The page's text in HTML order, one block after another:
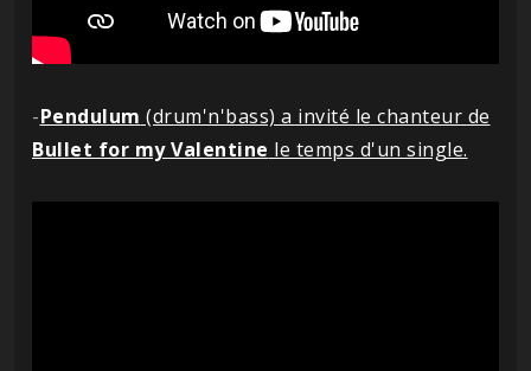
-Pendulum (drum'n'bass) a invité le chanteur de
Bullet for my Valentine le temps d'un single.